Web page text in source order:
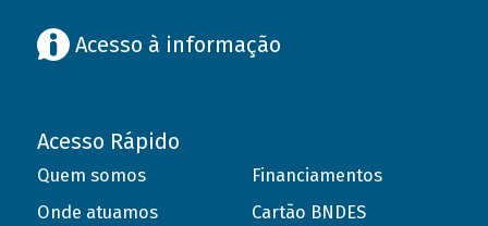
Acesso à informação
Acesso Rápido
Quem somos
Onde atuamos
Financiamentos
Cartão BNDES